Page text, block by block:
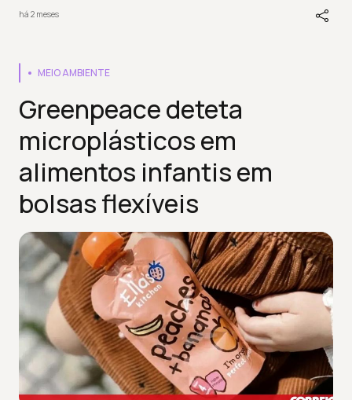
há 2 meses
MEIO AMBIENTE
Greenpeace deteta
microplásticos em
alimentos infantis em
bolsas flexíveis